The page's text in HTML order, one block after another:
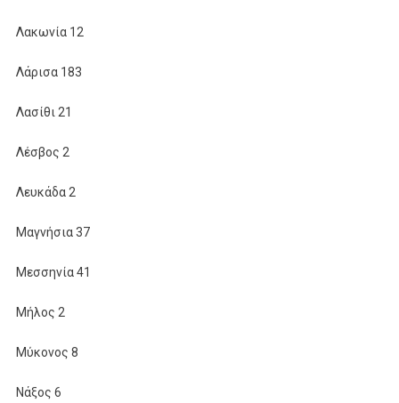
Λακωνία 12
Λάρισα 183
Λασίθι 21
Λέσβος 2
Λευκάδα 2
Μαγνήσια 37
Μεσσηνία 41
Μήλος 2
Μύκονος 8
Νάξος 6